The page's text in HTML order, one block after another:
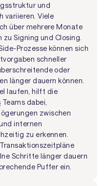
und
variieren. Viele
über mehrere Monate
Signing und Closing.
Prozesse können sich
schneller
oder
länger dauern können.
laufen, hilft die
Teams dabei,
zwischen
internen
zu erkennen.
Schritte länger dauern
Puffer ein.